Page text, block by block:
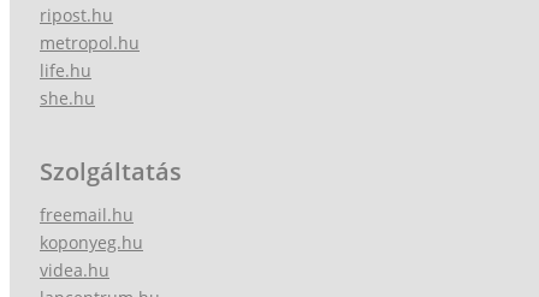
ripost.hu
metropol.hu
life.hu
she.hu
Szolgáltatás
freemail.hu
koponyeg.hu
videa.hu